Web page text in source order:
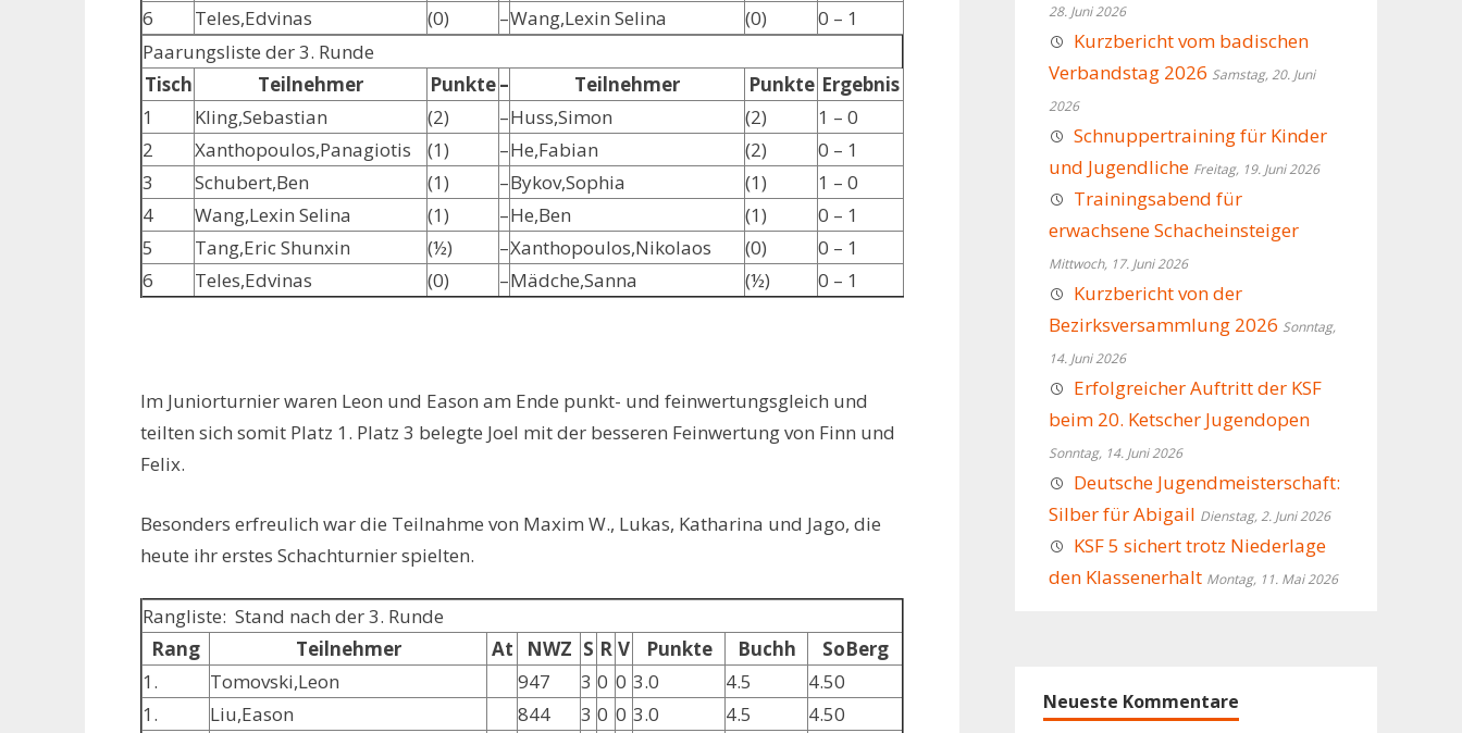
6
Teles,Edvinas (0) –Wang,Lexin Selina (0)
0 – 1
Paarungsliste der 3. Runde
Tisch
Teilnehmer Punkte– Teilnehmer Punkte Ergebnis
1
Kling,Sebastian (2) –Huss,Simon (2)
1 – 0
2
Xanthopoulos,Panagiotis (1) –He,Fabian (2)
0 – 1
3
Schubert,Ben (1) –Bykov,Sophia (1)
1 – 0
4
Wang,Lexin Selina (1) –He,Ben (1)
0 – 1
5
Tang,Eric Shunxin (½) –Xanthopoulos,Nikolaos (0)
0 – 1
6
Teles,Edvinas (0) –Mädche,Sanna (½) 0 – 1
Im Juniorturnier waren Leon und Eason am Ende punkt- und feinwertungsgleich und
teilten sich somit Platz 1. Platz 3 belegte Joel mit der besseren Feinwertung von Finn und
Felix.
Besonders erfreulich war die Teilnahme von Maxim W., Lukas, Katharina und Jago, die
heute ihr erstes Schachturnier spielten.
Rangliste: Stand nach der 3. Runde
Rang
Teilnehmer At NWZ S R V Punkte Buchh
SoBerg
1.
Tomovski,Leon 947 3 0 0 3.0 4.5
4.50
1.
Liu,Eason 844 3 0 0 3.0 4.5
4.50
28. Juni 2026
Kurzbericht vom badischen
Verbandstag 2026 Samstag, 20. Juni
2026
Schnuppertraining für Kinder
und Jugendliche Freitag, 19. Juni 2026
Trainingsabend für
erwachsene Schacheinsteiger
Mittwoch, 17. Juni 2026
Kurzbericht von der
Bezirksversammlung 2026 Sonntag,
14. Juni 2026
Erfolgreicher Auftritt der KSF
beim 20. Ketscher Jugendopen
Sonntag, 14. Juni 2026
Deutsche Jugendmeisterschaft:
Silber für Abigail Dienstag, 2. Juni 2026
KSF 5 sichert trotz Niederlage
den Klassenerhalt Montag, 11. Mai 2026
Neueste Kommentare